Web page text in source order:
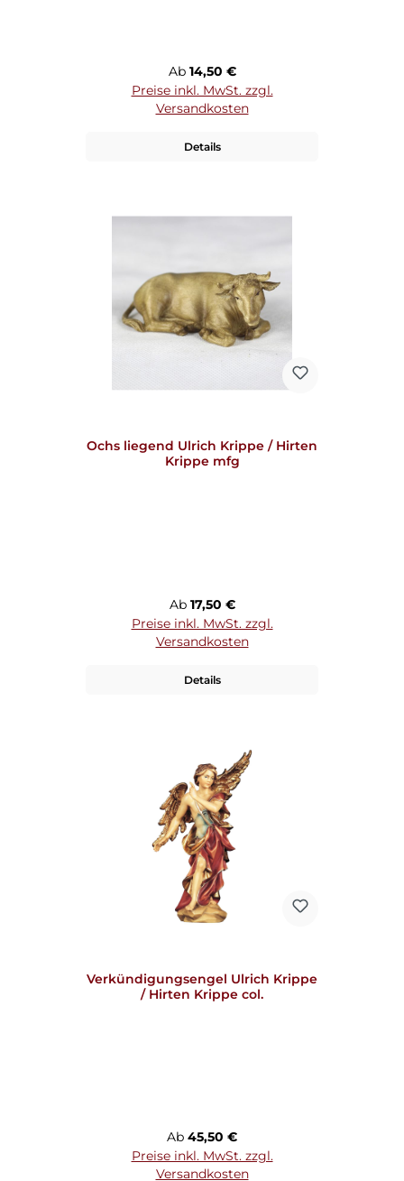
Regulärer Preis:
Ab 14,50 €
Preise inkl. MwSt. zzgl.
Versandkosten
Details
Ochs liegend Ulrich Krippe / Hirten
Krippe mfg
Regulärer Preis:
Ab 17,50 €
Preise inkl. MwSt. zzgl.
Versandkosten
Details
Verkündigungsengel Ulrich Krippe
/ Hirten Krippe col.
Regulärer Preis:
Ab 45,50 €
Preise inkl. MwSt. zzgl.
Versandkosten